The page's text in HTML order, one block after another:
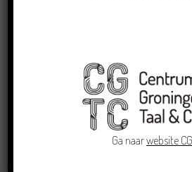
Ga naarwebsite